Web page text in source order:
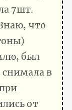
7шт.
что
был
в
от